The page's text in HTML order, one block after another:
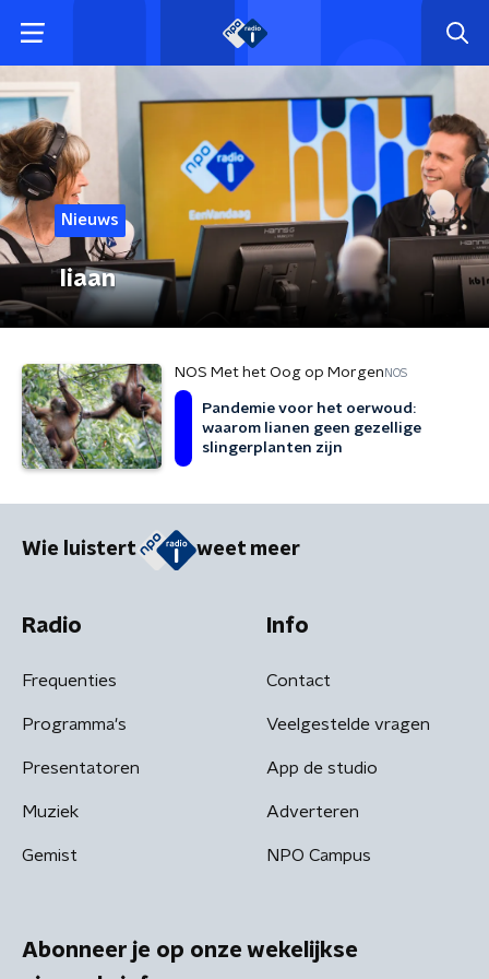
Nieuws
liaan
NOS Met het Oog op Morgen NOS
Pandemie voor het oerwoud:
waarom lianen geen gezellige
slingerplanten zijn
Wie luistert weet meer
Radio
Frequenties
Programma's
Presentatoren
Muziek
Gemist
Info
Contact
Veelgestelde vragen
App de studio
Adverteren
NPO Campus
Abonneer je op onze wekelijkse